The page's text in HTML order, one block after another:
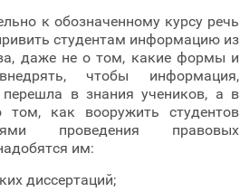
к обозначенному курсу речь
студентам информацию из
даже не о том, какие формы и
чтобы информация,
в знания учеников, а в
как вооружить студентов
проведения правовых
им:
диссертаций;